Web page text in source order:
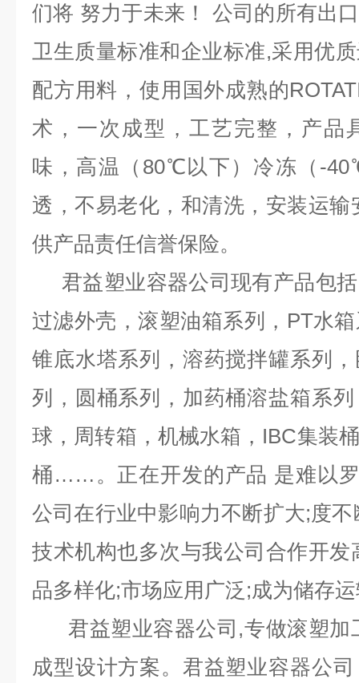
们将 努力于未来！ 公司的所有出
卫生质量标准和企业标准,采用优
配方用料，使用国外成熟的
术，一次成型，工艺完整，产品
味，高温（80℃以下）冷冻（-
透，不易老化，和清洗，安装运
供产品责任信誉保险。
君益塑业容器公司现有产品包
过滤外壳，滚塑油箱系列，PT水
锥底水塔系列，溶药搅拌罐系列
列，圆桶系列，加药桶溶盐箱系
球，周转箱，机械水箱，IBC集装
桶……。正在开发的产品 是难以
公司在行业中影响力不断扩大;度
技术机构也多次与我公司合作开
品多样化;市场应用广泛;成为储存
君益塑业容器公司,专做滚塑加
成型设计方案。君益塑业容器公